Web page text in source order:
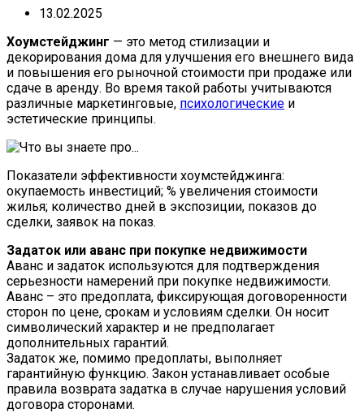
13.02.2025
Хоумстейджинг — это метод стилизации и
декорирования дома для улучшения его внешнего вида
и повышения его рыночной стоимости при продаже или
сдаче в аренду. Во время такой работы учитываются
различные маркетинговые, психологические и
эстетические принципы.
Показатели эффективности хоумстейджинга:
окупаемость инвестиций; % увеличения стоимости
жилья; количество дней в экспозиции, показов до
сделки, заявок на показ.
Задаток или аванс при покупке недвижимости
Аванс и задаток используются для подтверждения
серьезности намерений при покупке недвижимости.
Аванс – это предоплата, фиксирующая договоренности
сторон по цене, срокам и условиям сделки. Он носит
символический характер и не предполагает
дополнительных гарантий.
Задаток же, помимо предоплаты, выполняет
гарантийную функцию. Закон устанавливает особые
правила возврата задатка в случае нарушения условий
договора сторонами.